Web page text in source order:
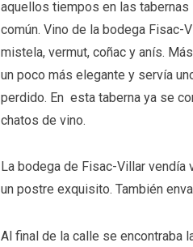
aquellos tiempos en las
común. Vino de la bodega Fisac-
mistela, vermut, coñac y anís.
un poco más elegante y servía
perdido. En esta taberna ya se
chatos de vino.
La bodega de Fisac-Villar
un postre exquisito. También
Al final de la calle se encontraba